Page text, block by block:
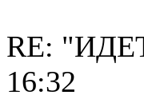
RE:
16:32